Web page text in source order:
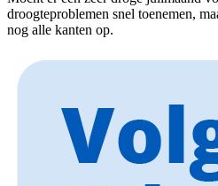
droogteproblemen snel toenemen,
nog alle kanten op.